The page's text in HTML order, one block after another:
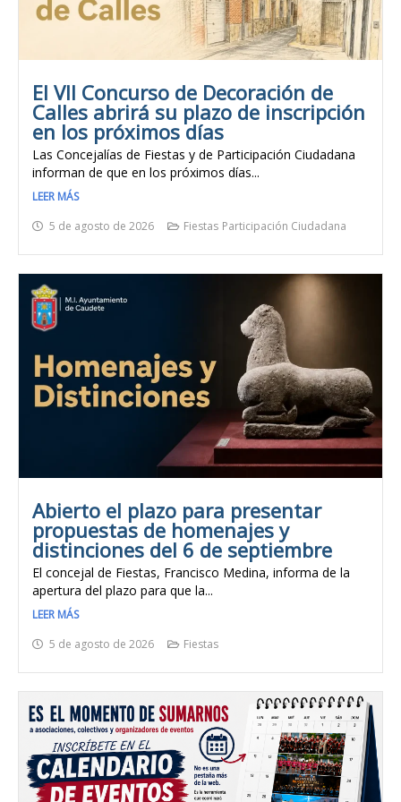
El VII Concurso de Decoración de
Calles abrirá su plazo de inscripción
en los próximos días
Las Concejalías de Fiestas y de Participación Ciudadana
informan de que en los próximos días...
LEER MÁS
5 de agosto de 2026
Fiestas Participación Ciudadana
Abierto el plazo para presentar
propuestas de homenajes y
distinciones del 6 de septiembre
El concejal de Fiestas, Francisco Medina, informa de la
apertura del plazo para que la...
LEER MÁS
5 de agosto de 2026
Fiestas